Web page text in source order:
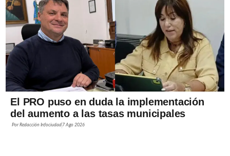
El PRO puso en duda la implementación
del aumento a las tasas municipales
PorRedacción Infociudad 7 Ago 2026